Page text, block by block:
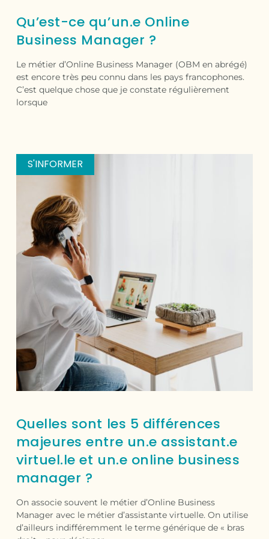
Qu’est-ce qu’un.e Online
Business Manager ?
Le métier d’Online Business Manager (OBM en abrégé)
est encore très peu connu dans les pays francophones.
C’est quelque chose que je constate régulièrement
lorsque
S'INFORMER
Quelles sont les 5 différences
majeures entre un.e assistant.e
virtuel.le et un.e online business
manager ?
On associe souvent le métier d’Online Business
Manager avec le métier d’assistante virtuelle. On utilise
d’ailleurs indifféremment le terme générique de « bras